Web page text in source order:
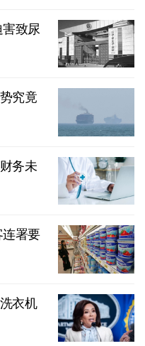
致尿
究竟
务未
署要
衣机